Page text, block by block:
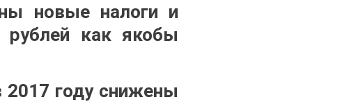
новые налоги и
как якобы
году снижены